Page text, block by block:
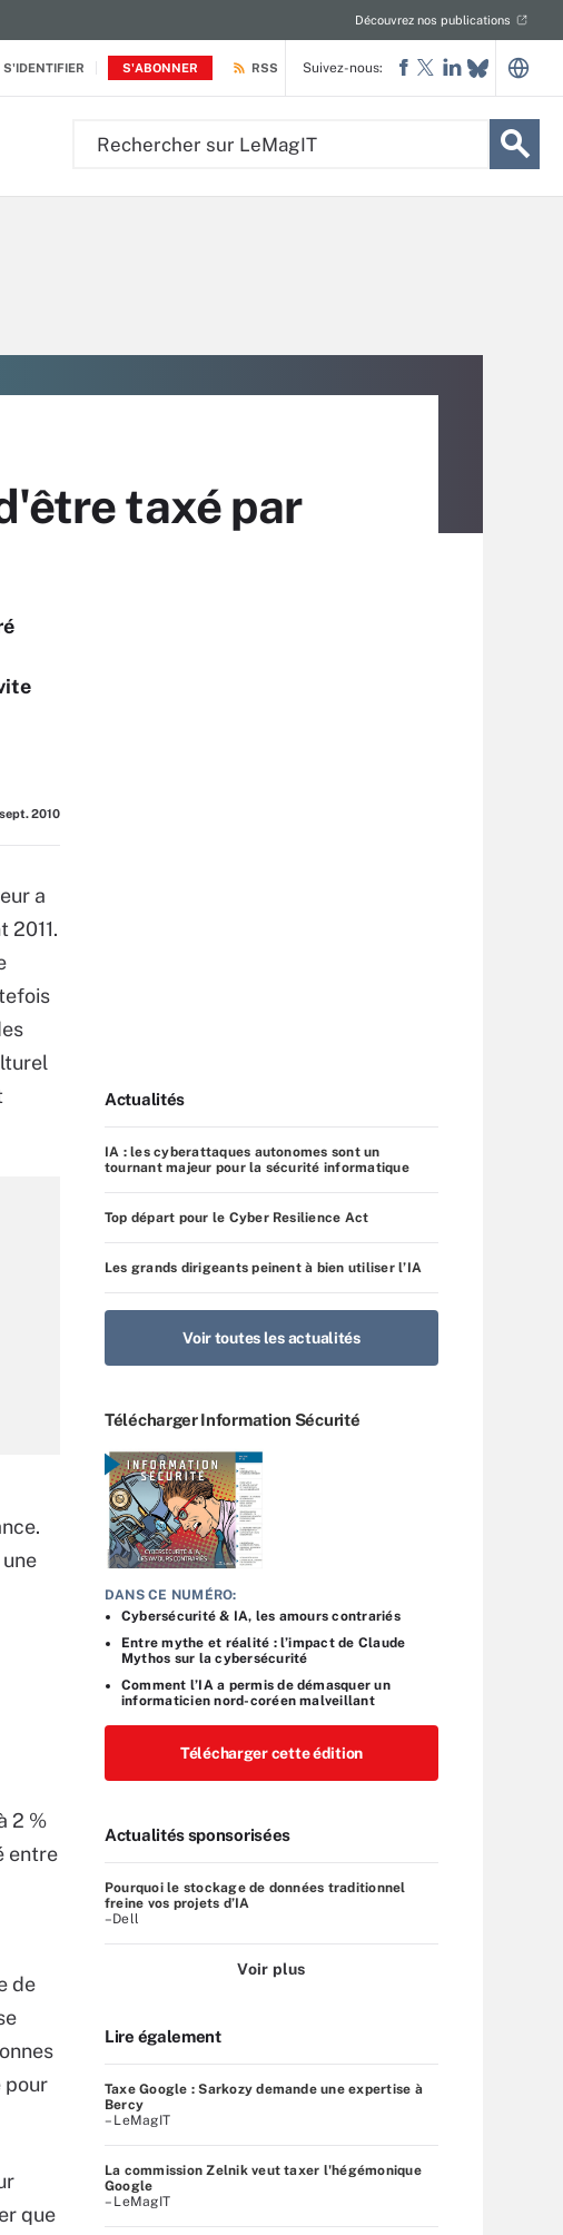
S'IDENTIFIER S'ABONNER
Découvrez nos publications
RSS Suivez-nous:
taxé par
2010
a
2011.
2 %
entre
de
pour
que
Actualités
IA : les cyberattaques autonomes sont un
tournant majeur pour la sécurité informatique
Top départ pour le Cyber Resilience Act
Les grands dirigeants peinent à bien utiliser l’IA
Voir toutes les actualités
Télécharger Information Sécurité
DANS CE NUMÉRO:
Cybersécurité & IA, les amours contrariés
Entre mythe et réalité : l’impact de Claude
Mythos sur la cybersécurité
Comment l’IA a permis de démasquer un
informaticien nord-coréen malveillant
Télécharger cette édition
Actualités sponsorisées
Pourquoi le stockage de données traditionnel
freine vos projets d’IA
–Dell
Voir plus
Lire également
Taxe Google : Sarkozy demande une expertise à
Bercy
– LeMagIT
La commission Zelnik veut taxer l'hégémonique
Google
– LeMagIT